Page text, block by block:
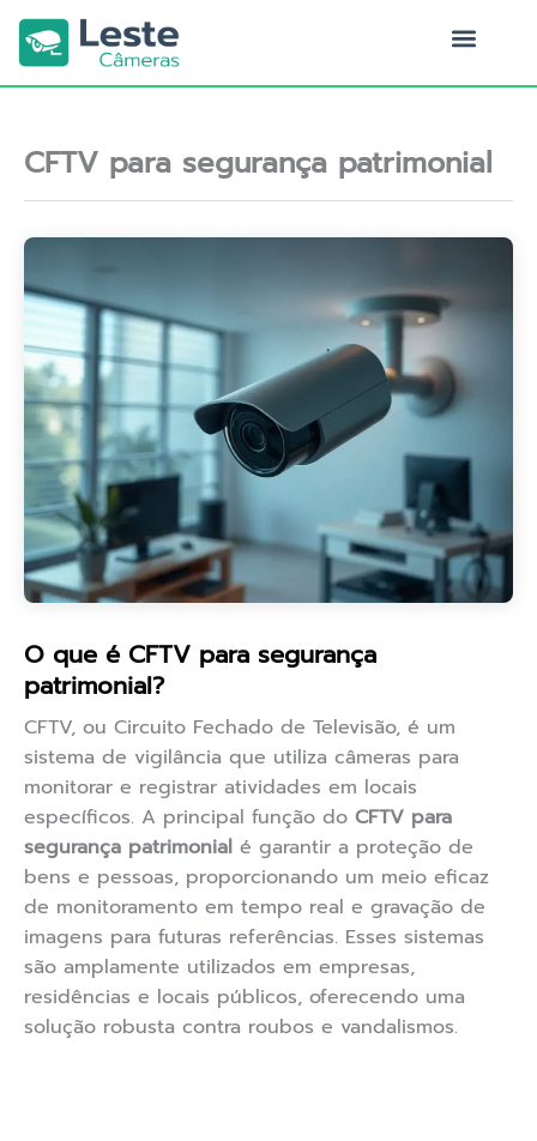
para
conteúdo
CFTV para segurança patrimonial
O que é CFTV para segurança
patrimonial?
CFTV, ou Circuito Fechado de Televisão, é um
sistema de vigilância que utiliza câmeras para
monitorar e registrar atividades em locais
específicos. A principal função do CFTV para
segurança patrimonial é garantir a proteção de
bens e pessoas, proporcionando um meio eficaz
de monitoramento em tempo real e gravação de
imagens para futuras referências. Esses sistemas
são amplamente utilizados em empresas,
residências e locais públicos, oferecendo uma
solução robusta contra roubos e vandalismos.